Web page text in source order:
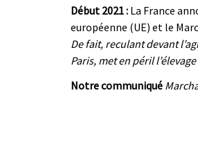
Début 2021 : La France
européenne (UE) et le
De fait, reculant devant
Paris, met en péril
Notre communiqué